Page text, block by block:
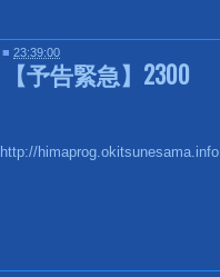
【予告緊急】2300
http://himaprog.okitsunesama.info
■23:39:00